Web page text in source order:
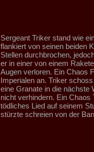
Sergeant Triker stand wie
flankiert von seinen beiden
Stellen durchbrochen,
er in einer von einem
Augen verloren. Ein Chaos
Imperialen an. Triker
eine Granate in die nächste
nicht verhindern. Ein Chaos
tödliches Lied auf seinem
stürzte schreien von der